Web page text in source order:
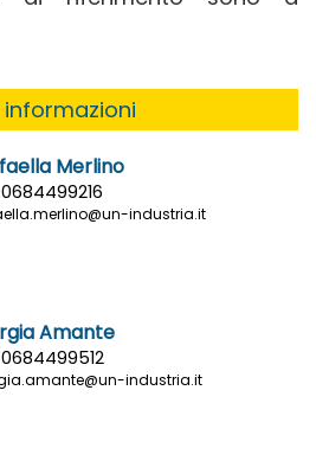
informazioni
Merlino
industria.it
Amante
industria.it